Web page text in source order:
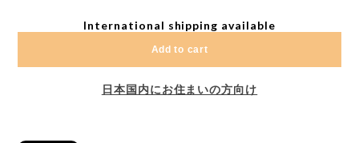
International shipping available
Add to cart
日本国内にお住まいの方向け